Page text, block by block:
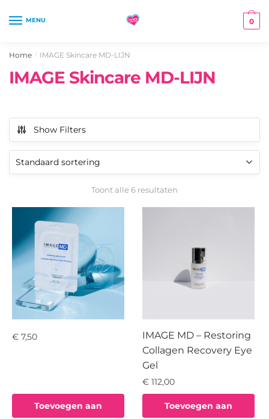
MENU 0
Home / IMAGE Skincare MD-LIJN
IMAGE Skincare MD-LIJN
Show Filters
Toont alle 6 resultaten
€ 7,50
Toevoegen aan
IMAGE MD – Restoring
Collagen Recovery Eye
Gel
€ 112,00
Toevoegen aan